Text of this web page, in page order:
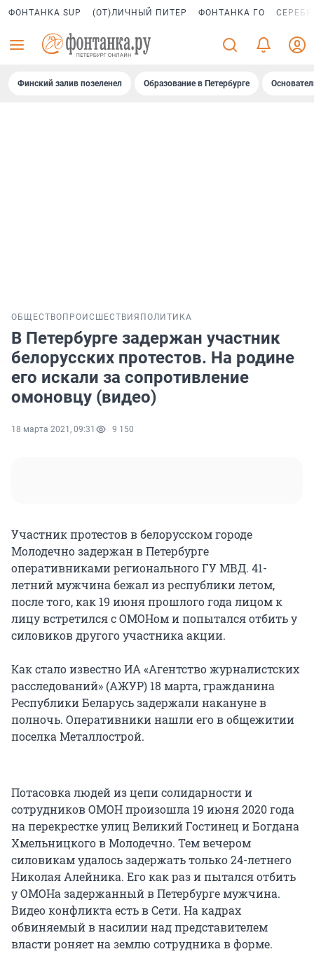
ФОНТАНКА SUP (ОТ)ЛИЧНЫЙ ПИТЕР ФОНТАНКА ГО
Финский залив позеленел Образование в Петербурге
ОБЩЕСТВО ПРОИСШЕСТВИЯ ПОЛИТИКА
В Петербурге задержан участник
белорусских протестов. На родине
его искали за сопротивление
омоновцу (видео)
18 марта 2021, 09:31 9 150
Участник протестов в белорусском городе
Молодечно задержан в Петербурге
оперативниками регионального ГУ МВД. 41-
летний мужчина бежал из республики летом,
после того, как 19 июня прошлого года лицом к
лицу встретился с ОМОНом и попытался отбить у
силовиков другого участника акции.
Как стало известно ИА «Агентство журналистских
расследований» (АЖУР) 18 марта, гражданина
Республики Беларусь задержали накануне в
полночь. Оперативники нашли его в общежитии
поселка Металлострой.
Потасовка людей из цепи солидарности и
сотрудников ОМОН произошла 19 июня 2020 года
на перекрестке улиц Великий Гостинец и Богдана
Хмельницкого в Молодечно. Тем вечером
силовикам удалось задержать только 24-летнего
Николая Алейника. Его как раз и пытался отбить
у ОМОНа задержанный в Петербурге мужчина.
Видео конфликта есть в Сети. На кадрах
обвиняемый в насилии над представителем
власти роняет на землю сотрудника в форме.